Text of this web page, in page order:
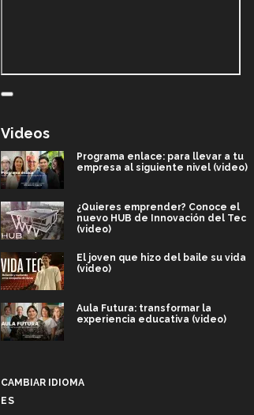
Videos
Programa enlace: para llevar a tu
empresa al siguiente nivel (video)
¿Quieres emprender? Conoce el
nuevo HUB de Innovación del Tec
(video)
El joven que hizo del baile su vida
(video)
Aula Futura: transformar la
experiencia educativa (video)
CAMBIAR IDIOMA
ES